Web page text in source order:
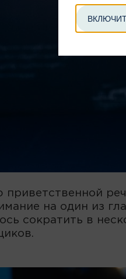
на один из
сократить в